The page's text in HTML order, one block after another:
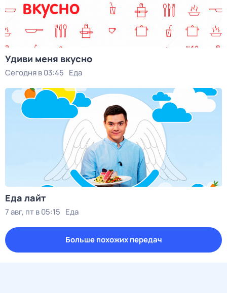
Удиви меня вкусно
Сегодня в 03:45 Еда
Еда лайт
7 авг, пт в 05:15 Еда
Больше похожих передач